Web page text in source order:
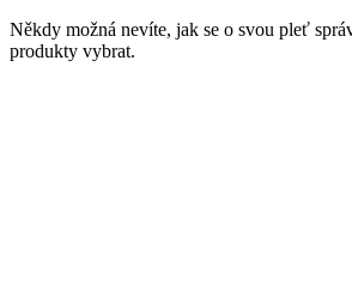
Někdy možná nevíte, jak se o svou pleť
produkty vybrat.